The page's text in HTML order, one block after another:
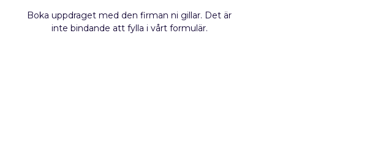
Boka uppdraget med den firman ni gillar. Det är
inte bindande att fylla i vårt formulär.